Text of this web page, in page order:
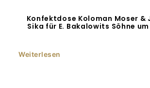
Konfektdose Koloman Moser &
Sika für E. Bakalowits Söhne um
Weiterlesen